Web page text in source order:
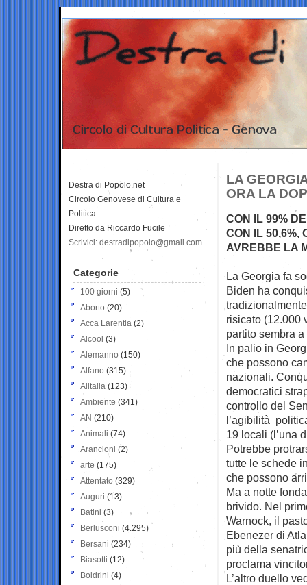
LA
ORA LA
CON IL 99%
CON IL 50,6%,
AVREBBE LA
La Georgia fa
Biden ha
risicato (12.000
partito sembra
In palio in
che possono
nazionali.
democratici
controllo del
l’agibilità
19 locali (l’una
Potrebbe
tutte le schede
che possono
Ma a notte
brivido. Nel
Warnock, il
Ebenezer di
più della
proclama
L’altro duello
Destra di Popolo.net
Circolo Genovese di Cultura e
Politica
Diretto da Riccardo Fucile
Scrivici: destradipopolo@gmail.com
Categorie
100 giorni (5)
Aborto (20)
Acca Larentia (2)
Alcool (3)
Alemanno (150)
Alfano (315)
Alitalia (123)
Ambiente (341)
AN (210)
Animali (74)
Arancioni (2)
arte (175)
Attentato (329)
Auguri (13)
Batini (3)
Berlusconi (4.295)
Bersani (234)
Biasotti (12)
Boldrini (4)